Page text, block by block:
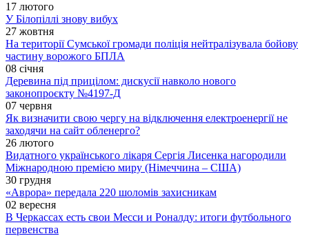
17 лютого
У Білопіллі знову вибух
27 жовтня
На території Сумської громади поліція нейтралізувала бойову
частину ворожого БПЛА
08 січня
Деревина під прицілом: дискусії навколо нового
законопроєкту №4197-Д
07 червня
Як визначити свою чергу на відключення електроенергії не
заходячи на сайт обленерго?
26 лютого
Видатного українського лікаря Сергія Лисенка нагородили
Міжнародною премією миру (Німеччина – США)
30 грудня
«Аврора» передала 220 шоломів захисникам
02 вересня
В Черкассах есть свои Месси и Роналду: итоги футбольного
первенства